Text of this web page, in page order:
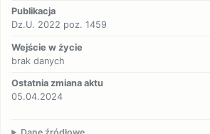
Publikacja
Dz.U. 2022 poz. 1459
Wejście w życie
brak danych
Ostatnia zmiana aktu
05.04.2024